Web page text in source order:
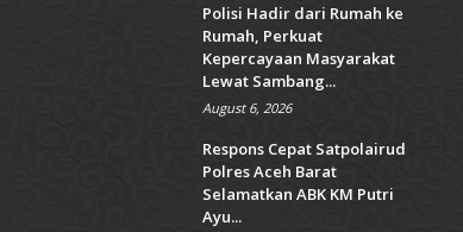
Polisi Hadir dari Rumah ke
Rumah, Perkuat
Kepercayaan Masyarakat
Lewat Sambang...
August 6, 2026
Respons Cepat Satpolairud
Polres Aceh Barat
Selamatkan ABK KM Putri
Ayu...